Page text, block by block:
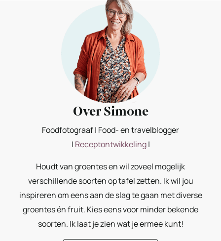
Over Simone
Foodfotograaf | Food- en travelblogger
| Receptontwikkeling|
Houdt van groentes en wil zoveel mogelijk
verschillende soorten op tafel zetten. Ik wil jou
inspireren om eens aan de slag te gaan met diverse
groentes én fruit. Kies eens voor minder bekende
soorten. Ik laat je zien wat je ermee kunt!